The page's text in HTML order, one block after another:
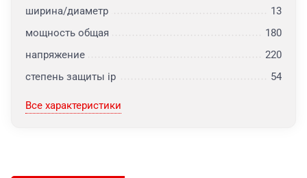
ширина/диаметр
13
мощность общая
180
напряжение
220
степень защиты ip
54
Все характеристики